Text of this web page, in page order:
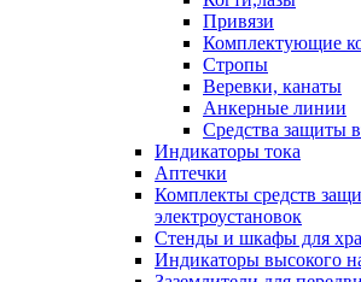
Привязи
Комплектующие
Стропы
Веревки, канаты
Анкерные линии
Средства защиты
Индикаторы тока
Аптечки
Комплекты средств
электроустановок
Стенды и шкафы для
Индикаторы высокого